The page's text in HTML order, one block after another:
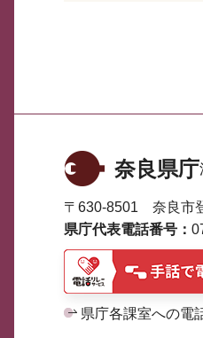
奈良県庁
〒630-8501 奈良市
県庁代表電話番号：
県庁各課室への電